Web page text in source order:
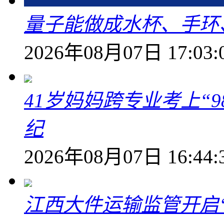
量子能做成水杯、手
2026年08月07日
41岁妈妈跨专业考上
纪
2026年08月07日
江西大件运输监管开